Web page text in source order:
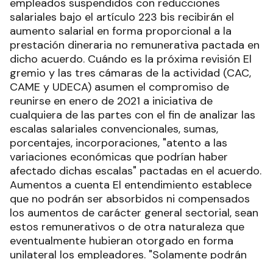
empleados suspendidos con reducciones
salariales bajo el artículo 223 bis recibirán el
aumento salarial en forma proporcional a la
prestación dineraria no remunerativa pactada en
dicho acuerdo. Cuándo es la próxima revisión El
gremio y las tres cámaras de la actividad (CAC,
CAME y UDECA) asumen el compromiso de
reunirse en enero de 2021 a iniciativa de
cualquiera de las partes con el fin de analizar las
escalas salariales convencionales, sumas,
porcentajes, incorporaciones, "atento a las
variaciones económicas que podrían haber
afectado dichas escalas" pactadas en el acuerdo.
Aumentos a cuenta El entendimiento establece
que no podrán ser absorbidos ni compensados
los aumentos de carácter general sectorial, sean
estos remunerativos o de otra naturaleza que
eventualmente hubieran otorgado en forma
unilateral los empleadores. "Solamente podrán